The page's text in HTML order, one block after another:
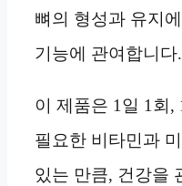
뼈의 형성과 유지
기능에 관여합니다.
이 제품은 1일 1회,
필요한 비타민과
있는 만큼, 건강을